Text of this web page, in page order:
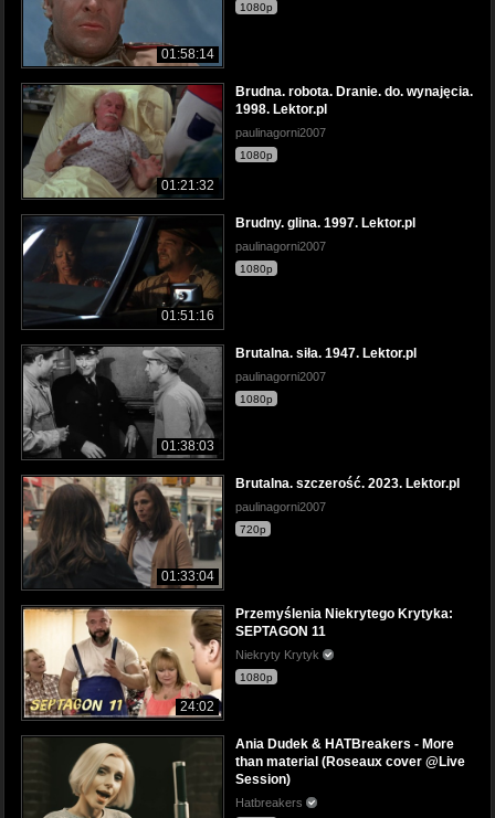
01:58:14
1080p
01:21:32
Brudna. robota. Dranie. do. wynajęcia.
1998. Lektor.pl
paulinagorni2007
1080p
01:51:16
Brudny. glina. 1997. Lektor.pl
paulinagorni2007
1080p
01:38:03
Brutalna. siła. 1947. Lektor.pl
paulinagorni2007
1080p
01:33:04
Brutalna. szczerość. 2023. Lektor.pl
paulinagorni2007
720p
24:02
Przemyślenia Niekrytego Krytyka:
SEPTAGON 11
Niekryty Krytyk
1080p
Ania Dudek & HATBreakers - More
than material (Roseaux cover @Live
Session)
Hatbreakers